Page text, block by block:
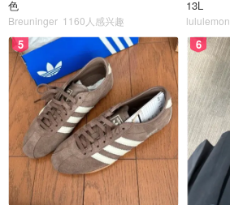
色
Breuninger 1160人感兴趣
13L
lululemon
5 6